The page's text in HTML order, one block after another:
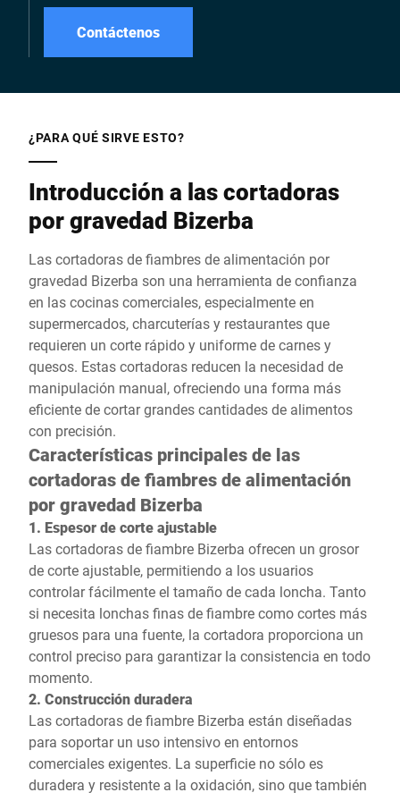
Contáctenos
¿PARA QUÉ SIRVE ESTO?
Introducción a las cortadoras
por gravedad Bizerba
Las cortadoras de fiambres de alimentación por
gravedad Bizerba son una herramienta de confianza
en las cocinas comerciales, especialmente en
supermercados, charcuterías y restaurantes que
requieren un corte rápido y uniforme de carnes y
quesos. Estas cortadoras reducen la necesidad de
manipulación manual, ofreciendo una forma más
eficiente de cortar grandes cantidades de alimentos
con precisión.
Características principales de las
cortadoras de fiambres de alimentación
por gravedad Bizerba
1. Espesor de corte ajustable
Las cortadoras de fiambre Bizerba ofrecen un grosor
de corte ajustable, permitiendo a los usuarios
controlar fácilmente el tamaño de cada loncha. Tanto
si necesita lonchas finas de fiambre como cortes más
gruesos para una fuente, la cortadora proporciona un
control preciso para garantizar la consistencia en todo
momento.
2. Construcción duradera
Las cortadoras de fiambre Bizerba están diseñadas
para soportar un uso intensivo en entornos
comerciales exigentes. La superficie no sólo es
duradera y resistente a la oxidación, sino que también